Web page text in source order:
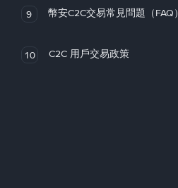
9 幣安C2C交易常見問題（FAQ）
10 C2C 用戶交易政策